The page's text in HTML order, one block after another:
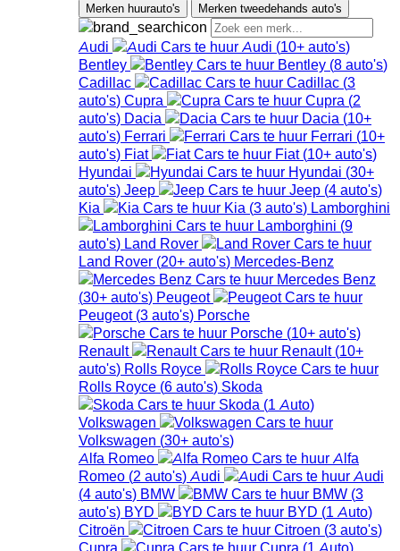
Merken huurauto's Merken tweedehands auto's
Audi Audi (10+ auto's)
Bentley
Bentley (8 auto's)
Cadillac
Cadillac (3
auto's) Cupra Cupra (2
auto's) Dacia Dacia (10+
auto's) Ferrari Ferrari (10+
auto's) Fiat Fiat (10+ auto's)
Hyundai
Hyundai (30+
auto's) Jeep Jeep (4 auto's)
Kia
Kia (3 auto's) Lamborghini
Lamborghini (9
auto's) Land Rover
Land Rover (20+ auto's) Mercedes-Benz
Mercedes Benz
(30+ auto's) Peugeot
Peugeot (3 auto's) Porsche
Porsche (10+ auto's)
Renault
Renault (10+
auto's) Rolls Royce
Rolls Royce (6 auto's) Skoda
Skoda (1Auto)
Volkswagen
Volkswagen (30+ auto's)
Alfa Romeo
Alfa
Romeo (2 auto's) Audi
Audi
(4 auto's) BMW BMW (3
auto's) BYD BYD (1Auto)
Citroën
Citroen (3 auto's)